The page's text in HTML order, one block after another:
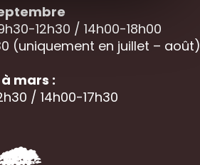
12h30 / 14h00-18h00
(uniquement en juillet – août)
mars :
/ 14h00-17h30